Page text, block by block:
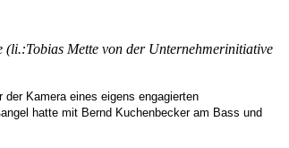
(li.:Tobias Mette von der Unternehmerinitiative
Kamera eines eigens engagierten
hatte mit Bernd Kuchenbecker am Bass und